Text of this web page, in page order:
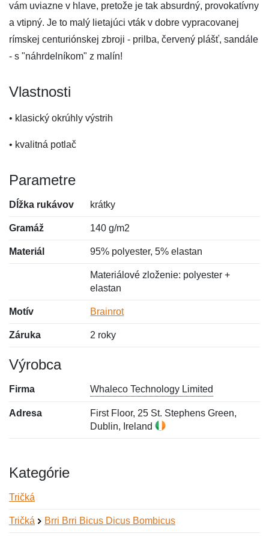
vám uviazne v hlave, pretože je tak absurdný, provokatívny
a vtipný. Je to malý lietajúci vták v dobre vypracovanej
rímskej centuriónskej zbroji - prilba, červený plášť, sandále
- s "náhrdelníkom" z malín!
Vlastnosti
• klasický okrúhly výstrih
• kvalitná potlač
Parametre
Dĺžka rukávov krátky
Gramáž 140 g/m2
Materiál 95% polyester, 5% elastan
Materiálové zloženie: polyester +
elastan
Motív Brainrot
Záruka 2 roky
Výrobca
Firma Whaleco Technology Limited
Adresa
First Floor, 25 St. Stephens Green,
Dublin, Ireland
Kategórie
Tričká
Tričká Brri Brri Bicus Dicus Bombicus